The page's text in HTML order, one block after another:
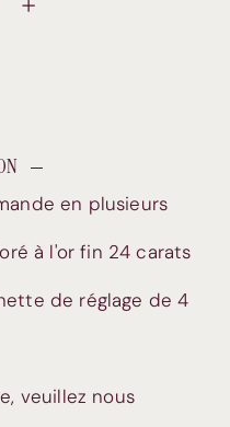
en plusieurs
à l'or fin 24 carats
de réglage de 4
veuillez nous